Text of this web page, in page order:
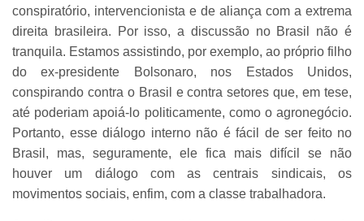
conspiratório, intervencionista e de aliança com a extrema
direita brasileira. Por isso, a discussão no Brasil não é
tranquila. Estamos assistindo, por exemplo, ao próprio filho
do ex-presidente Bolsonaro, nos Estados Unidos,
conspirando contra o Brasil e contra setores que, em tese,
até poderiam apoiá-lo politicamente, como o agronegócio.
Portanto, esse diálogo interno não é fácil de ser feito no
Brasil, mas, seguramente, ele fica mais difícil se não
houver um diálogo com as centrais sindicais, os
movimentos sociais, enfim, com a classe trabalhadora.